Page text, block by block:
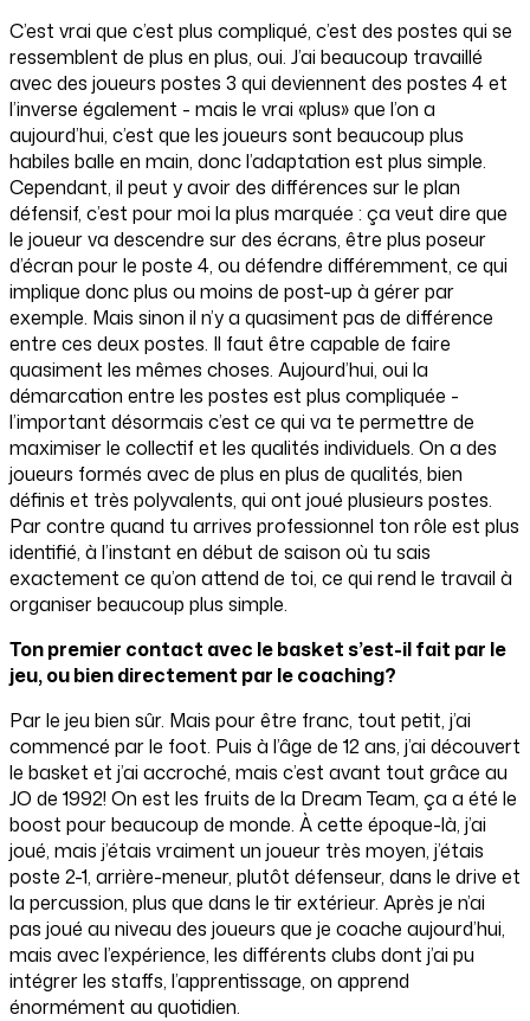
C’est vrai que c’est plus compliqué, c’est des postes qui se
ressemblent de plus en plus, oui. J’ai beaucoup travaillé
avec des joueurs postes 3 qui deviennent des postes 4 et
l’inverse également - mais le vrai «plus» que l’on a
aujourd’hui, c’est que les joueurs sont beaucoup plus
habiles balle en main, donc l’adaptation est plus simple.
Cependant, il peut y avoir des différences sur le plan
défensif, c’est pour moi la plus marquée : ça veut dire que
le joueur va descendre sur des écrans, être plus poseur
d’écran pour le poste 4, ou défendre différemment, ce qui
implique donc plus ou moins de post-up à gérer par
exemple. Mais sinon il n’y a quasiment pas de différence
entre ces deux postes. Il faut être capable de faire
quasiment les mêmes choses. Aujourd’hui, oui la
démarcation entre les postes est plus compliquée -
l’important désormais c’est ce qui va te permettre de
maximiser le collectif et les qualités individuels. On a des
joueurs formés avec de plus en plus de qualités, bien
définis et très polyvalents, qui ont joué plusieurs postes.
Par contre quand tu arrives professionnel ton rôle est plus
identifié, à l’instant en début de saison où tu sais
exactement ce qu’on attend de toi, ce qui rend le travail à
organiser beaucoup plus simple.
Ton premier contact avec le basket s’est-il fait par le
jeu, ou bien directement par le coaching?
Par le jeu bien sûr. Mais pour être franc, tout petit, j’ai
commencé par le foot. Puis à l’âge de 12 ans, j’ai découvert
le basket et j’ai accroché, mais c’est avant tout grâce au
JO de 1992! On est les fruits de la Dream Team, ça a été le
boost pour beaucoup de monde. À cette époque-là, j’ai
joué, mais j’étais vraiment un joueur très moyen, j’étais
poste 2-1, arrière-meneur, plutôt défenseur, dans le drive et
la percussion, plus que dans le tir extérieur. Après je n’ai
pas joué au niveau des joueurs que je coache aujourd’hui,
mais avec l’expérience, les différents clubs dont j’ai pu
intégrer les staffs, l’apprentissage, on apprend
énormément au quotidien.